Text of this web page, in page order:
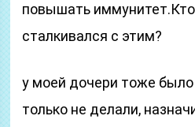
повышать
сталкивался с этим?
у моей дочери тоже было
только не делали,